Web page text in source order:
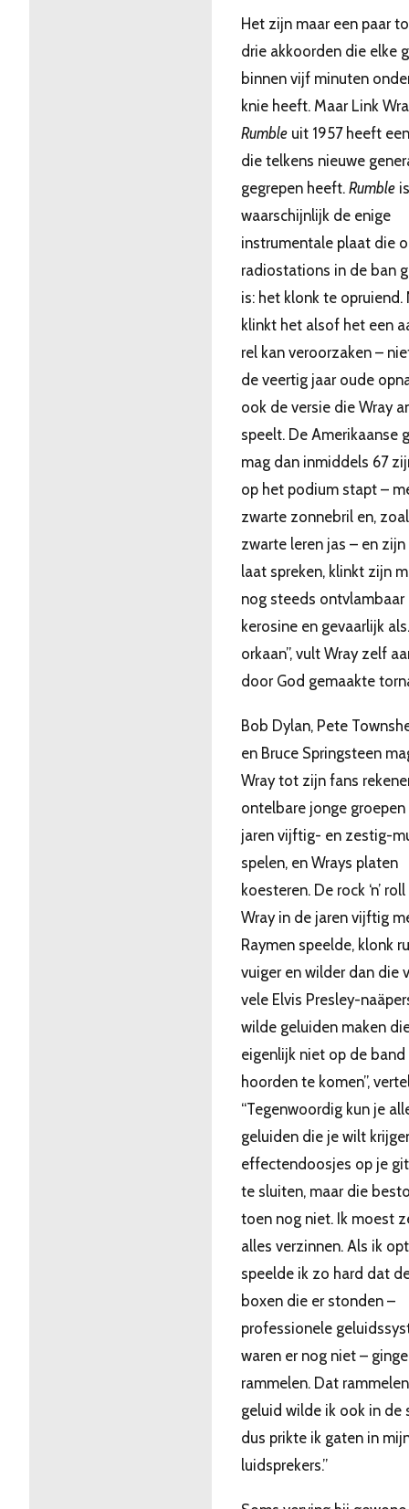
Het zijn maar een paar
drie akkoorden die elke
binnen vijf minuten
knie heeft. Maar Link
Rumble uit 1957 heeft
die telkens nieuwe
gegrepen heeft. Rumble is
waarschijnlijk de enige
instrumentale plaat die
radiostations in de ban
is: het klonk te opruiend.
klinkt het alsof het een
rel kan veroorzaken –
de veertig jaar oude
ook de versie die Wray
speelt. De Amerikaanse
mag dan inmiddels 67
op het podium stapt –
zwarte zonnebril en,
zwarte leren jas – en
laat spreken, klinkt zijn
nog steeds ontvlambaar
kerosine en gevaarlijk
orkaan”, vult Wray zelf
door God gemaakte
Bob Dylan, Pete
en Bruce Springsteen
Wray tot zijn fans
ontelbare jonge groepen
jaren vijftig- en zestig-
spelen, en Wrays platen
koesteren. De rock ‘n’
Wray in de jaren vijftig
Raymen speelde, klonk
vuiger en wilder dan die
vele Elvis Presley-
wilde geluiden maken
eigenlijk niet op de
hoorden te komen”,
“Tegenwoordig kun je
geluiden die je wilt
effectendoosjes op je
te sluiten, maar die
toen nog niet. Ik moest
alles verzinnen. Als ik
speelde ik zo hard dat
boxen die er stonden –
professionele
waren er nog niet –
rammelen. Dat
geluid wilde ik ook in de
dus prikte ik gaten in
luidsprekers.”